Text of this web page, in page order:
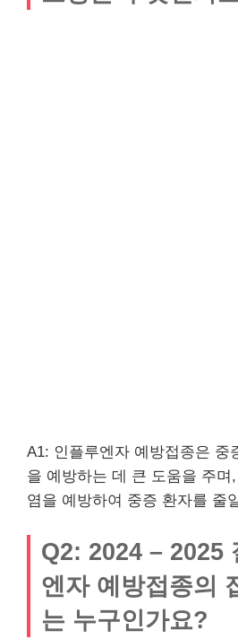
A1: 인플루엔자 예방접종은 중
을 예방하는 데 큰 도움을 주
염을 예방하여 중증 환자를 줄
Q2: 2024 – 2025
엔자 예방접종의
는 누구인가요?